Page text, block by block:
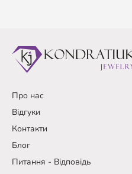
Про нас
Відгуки
Контакти
Блог
Питання - Відповідь